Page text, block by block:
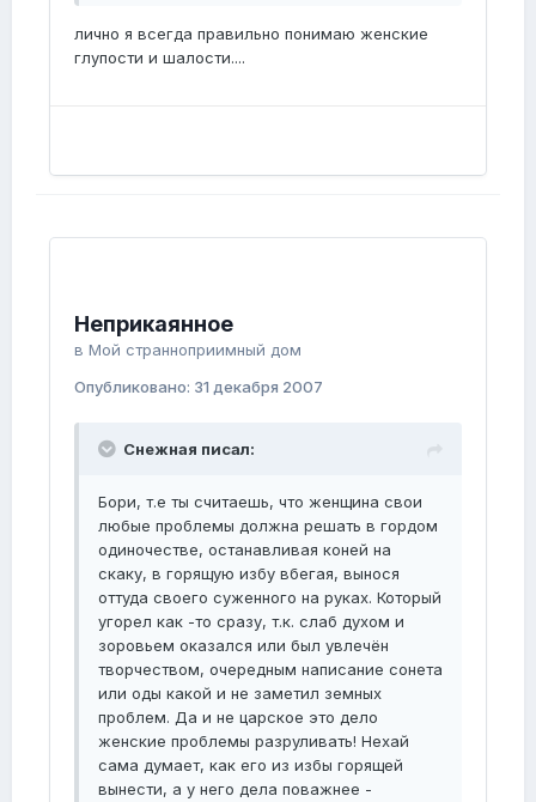
лично я всегда правильно понимаю женские
глупости и шалости....
Неприкаянное
в Мой странноприимный дом
Опубликовано: 31 декабря 2007
Снежная писал:
Бори, т.е ты считаешь, что женщина свои
любые проблемы должна решать в гордом
одиночестве, останавливая коней на
скаку, в горящую избу вбегая, вынося
оттуда своего суженного на руках. Который
угорел как -то сразу, т.к. слаб духом и
зоровьем оказался или был увлечён
творчеством, очередным написание сонета
или оды какой и не заметил земных
проблем. Да и не царское это дело
женские проблемы разруливать! Нехай
сама думает, как его из избы горящей
вынести, а у него дела поважнее -